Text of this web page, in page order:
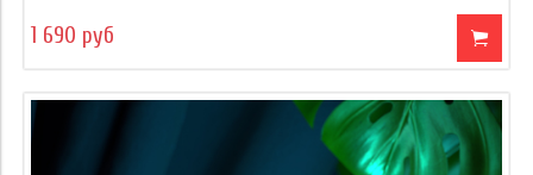
1 690 руб